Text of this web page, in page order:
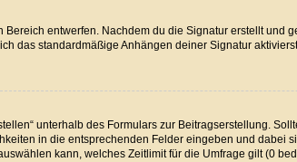
entwerfen. Nachdem du die Signatur erstellt und
das standardmäßige Anhängen deiner Signatur
unterhalb des Formulars zur Beitragserstellung.
in die entsprechenden Felder eingeben und dabei
kann, welches Zeitlimit für die Umfrage gilt (0